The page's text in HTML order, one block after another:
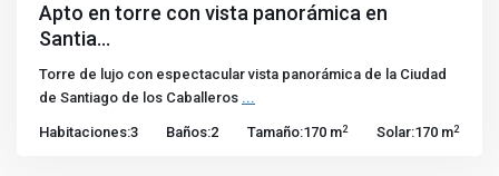
Apto en torre con vista panorámica en
Santia...
Torre de lujo con espectacular vista panorámica de la Ciudad
de Santiago de los Caballeros ...
Habitaciones:3 Baños:2 Tamaño:170 m2 Solar:170 m2